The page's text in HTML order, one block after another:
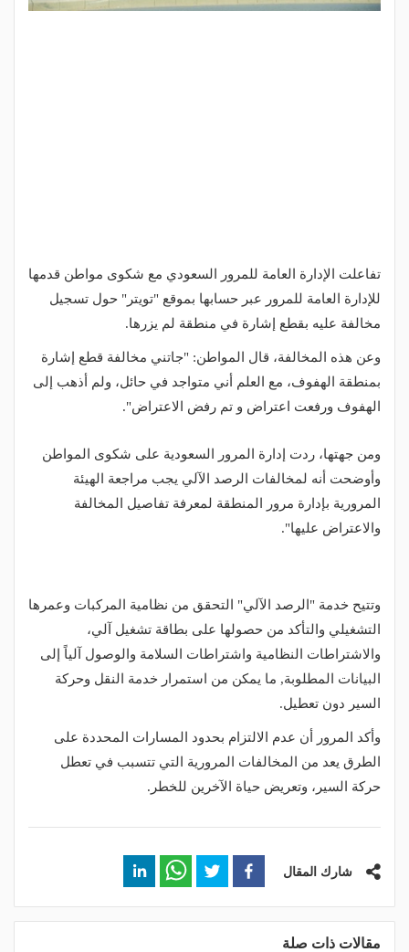
تفاعلت الإدارة العامة للمرور السعودي مع شكوى مواطن قدمها
للإدارة العامة للمرور عبر حسابها بموقع "تويتر" حول تسجيل
مخالفة عليه بقطع إشارة في منطقة لم يزرها.
وعن هذه المخالفة، قال المواطن: "جاتني مخالفة قطع إشارة
بمنطقة الهفوف، مع العلم أني متواجد في حائل، ولم أذهب إلى
الهفوف ورفعت اعتراض و تم رفض الاعتراض".
ومن جهتها، ردت إدارة المرور السعودية على شكوى المواطن
وأوضحت أنه لمخالفات الرصد الآلي يجب مراجعة الهيئة
المرورية بإدارة مرور المنطقة لمعرفة تفاصيل المخالفة
والاعتراض عليها".
وتتيح خدمة "الرصد الآلي" التحقق من نظامية المركبات وعمرها
التشغيلي والتأكد من حصولها على بطاقة تشغيل آلي،
والاشتراطات النظامية واشتراطات السلامة والوصول آلياً إلى
البيانات المطلوبة, ما يمكن من استمرار خدمة النقل وحركة
السير دون تعطيل.
وأكد المرور أن عدم الالتزام بحدود المسارات المحددة على
الطرق يعد من المخالفات المرورية التي تتسبب في تعطل
حركة السير، وتعريض حياة الآخرين للخطر.
شارك المقال
مقالات ذات صلة